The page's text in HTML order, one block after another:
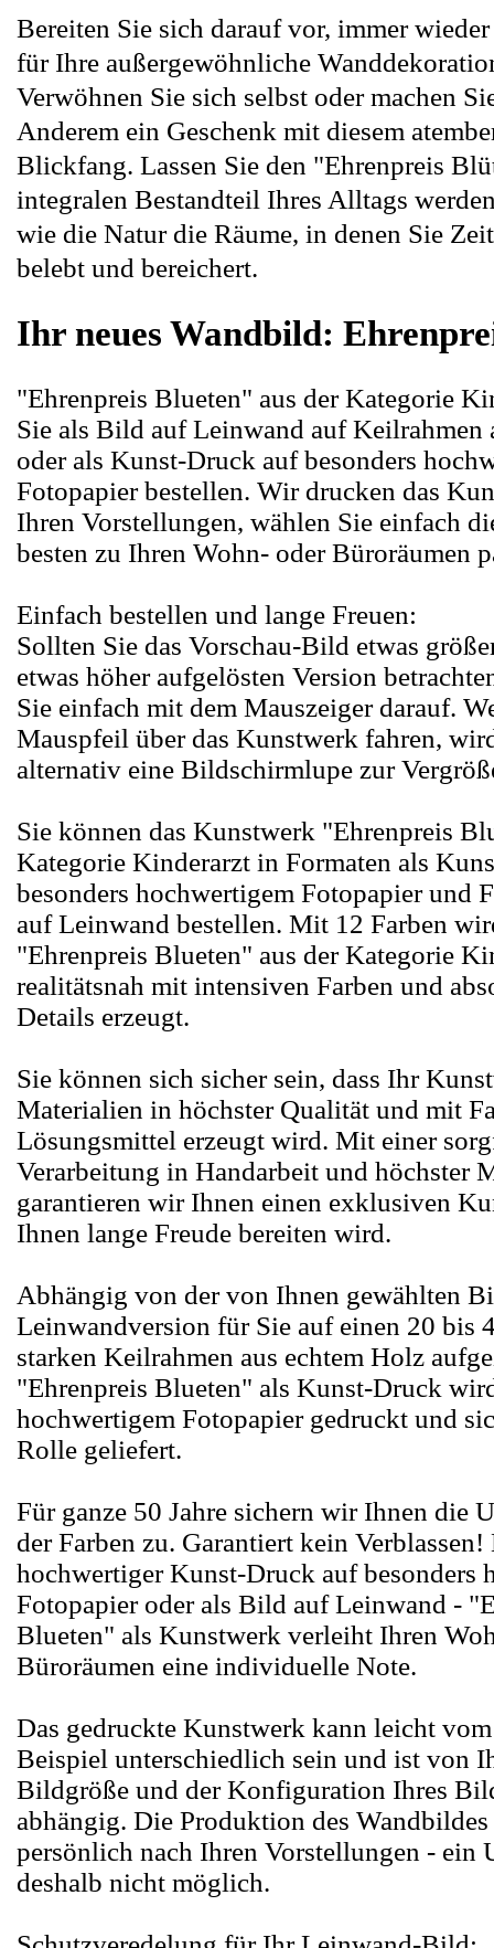
Bereiten Sie sich darauf vor, immer
für Ihre außergewöhnliche
Verwöhnen Sie sich selbst oder machen
Anderem ein Geschenk mit diesem
Blickfang. Lassen Sie den "Ehrenpreis
integralen Bestandteil Ihres Alltags
wie die Natur die Räume, in denen Sie
belebt und bereichert.
Ihr neues Wandbild:
"Ehrenpreis Blueten" aus der Kategorie
Sie als Bild auf Leinwand auf Keilrahmen
oder als Kunst-Druck auf besonders
Fotopapier bestellen. Wir drucken das
Ihren Vorstellungen, wählen Sie einfach
besten zu Ihren Wohn- oder Büroräumen
Einfach bestellen und lange Freuen:
Sollten Sie das Vorschau-Bild etwas
etwas höher aufgelösten Version
Sie einfach mit dem Mauszeiger darauf.
Mauspfeil über das Kunstwerk fahren,
alternativ eine Bildschirmlupe zur
Sie können das Kunstwerk "Ehrenpreis
Kategorie Kinderarzt in Formaten als
besonders hochwertigem Fotopapier und
auf Leinwand bestellen. Mit 12 Farben
"Ehrenpreis Blueten" aus der Kategorie
realitätsnah mit intensiven Farben und
Details erzeugt.
Sie können sich sicher sein, dass Ihr
Materialien in höchster Qualität und mit
Lösungsmittel erzeugt wird. Mit einer
Verarbeitung in Handarbeit und höchster
garantieren wir Ihnen einen exklusiven
Ihnen lange Freude bereiten wird.
Abhängig von der von Ihnen gewählten
Leinwandversion für Sie auf einen 20 bis
starken Keilrahmen aus echtem Holz
"Ehrenpreis Blueten" als Kunst-Druck
hochwertigem Fotopapier gedruckt und
Rolle geliefert.
Für ganze 50 Jahre sichern wir Ihnen die
der Farben zu. Garantiert kein Verblassen!
hochwertiger Kunst-Druck auf besonders
Fotopapier oder als Bild auf Leinwand -
Blueten" als Kunstwerk verleiht Ihren
Büroräumen eine individuelle Note.
Das gedruckte Kunstwerk kann leicht
Beispiel unterschiedlich sein und ist von
Bildgröße und der Konfiguration Ihres
abhängig. Die Produktion des
persönlich nach Ihren Vorstellungen - ein
deshalb nicht möglich.